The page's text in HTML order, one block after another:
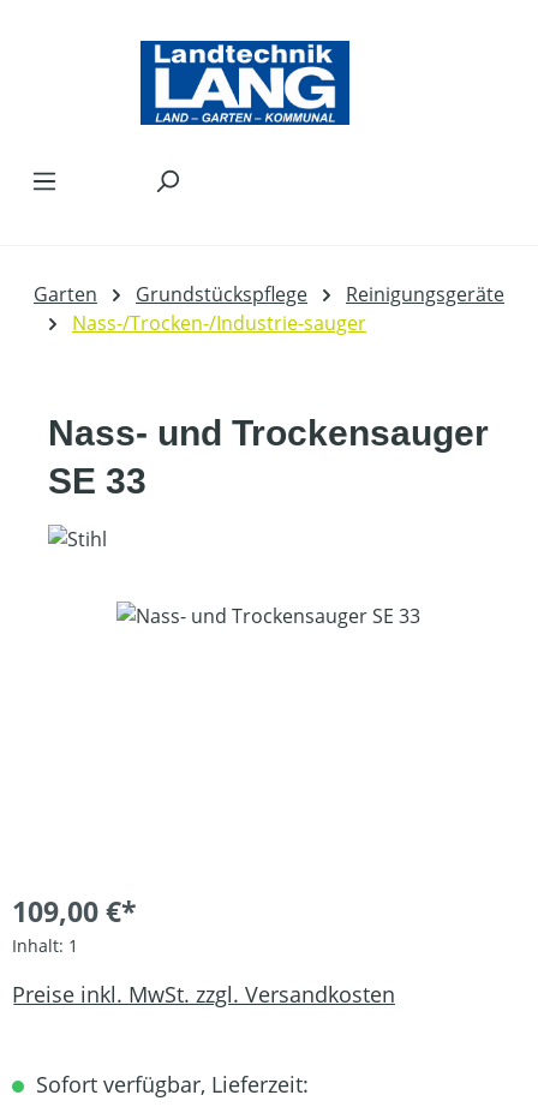
Garten Grundstückspflege
Reinigungsgeräte
Nass-/Trocken-/Industrie-sauger
Nass- und Trockensauger
SE 33
Bildergalerie überspringen
109,00 €*
Inhalt: 1
Preise inkl. MwSt. zzgl. Versandkosten
Sofort verfügbar, Lieferzeit: